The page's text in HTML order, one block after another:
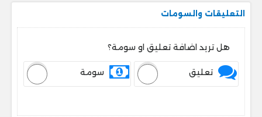
التعليقات والسومات
هل تريد اضافة تعليق او سومة؟
تعليق سومة